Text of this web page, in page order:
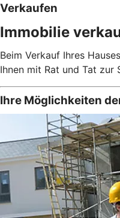
Verkaufen
Immobilie
Beim Verkauf Ihres
Ihnen mit Rat und Tat zur
Ihre Möglichkeiten